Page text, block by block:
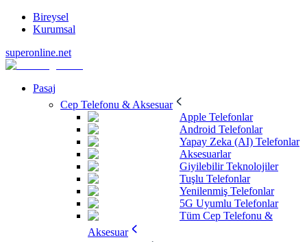
Bireysel
Kurumsal
superonline.net
Pasaj
Cep Telefonu & Aksesuar
Apple Telefonlar
Android Telefonlar
Yapay Zeka (AI) Telefonlar
Aksesuarlar
Giyilebilir Teknolojiler
Tuşlu Telefonlar
Yenilenmiş Telefonlar
5G Uyumlu Telefonlar
Tüm Cep Telefonu &
Aksesuar